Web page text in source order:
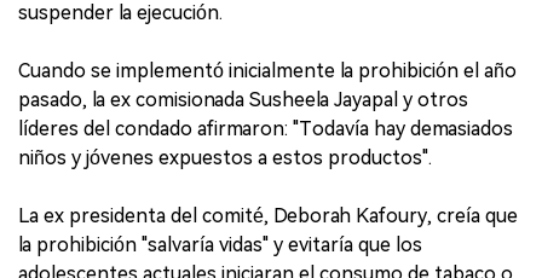
suspender la ejecución.
Cuando se implementó inicialmente la prohibición el año
pasado, la ex comisionada Susheela Jayapal y otros
líderes del condado afirmaron: "Todavía hay demasiados
niños y jóvenes expuestos a estos productos".
La ex presidenta del comité, Deborah Kafoury, creía que
la prohibición "salvaría vidas" y evitaría que los